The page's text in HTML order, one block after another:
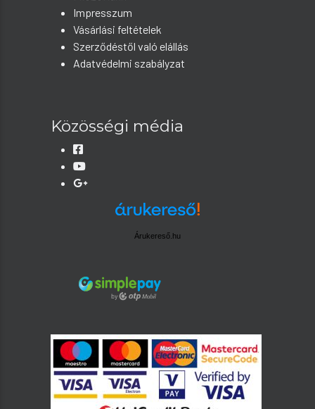
Impresszum
Vásárlási feltételek
Szerződéstől való elállás
Adatvédelmi szabályzat
Közösségi média
Árukereső.hu